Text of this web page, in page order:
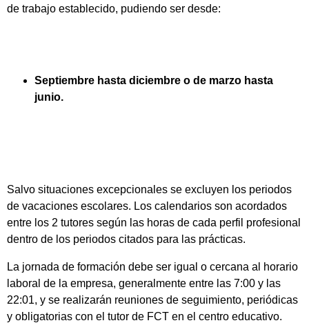
de trabajo establecido, pudiendo ser desde:
Septiembre hasta diciembre o de marzo hasta
junio.
Salvo situaciones excepcionales se excluyen los periodos
de vacaciones escolares. Los calendarios son acordados
entre los 2 tutores según las horas de cada perfil profesional
dentro de los periodos citados para las prácticas.
La jornada de formación debe ser igual o cercana al horario
laboral de la empresa, generalmente entre las 7:00 y las
22:01, y se realizarán reuniones de seguimiento, periódicas
y obligatorias con el tutor de FCT en el centro educativo.